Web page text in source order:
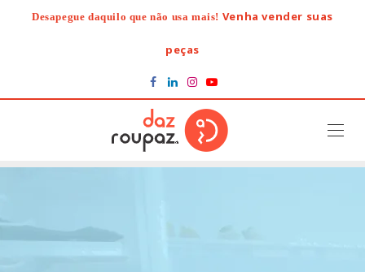
Desapegue daquilo que não usa mais! Venha vender suas
peças